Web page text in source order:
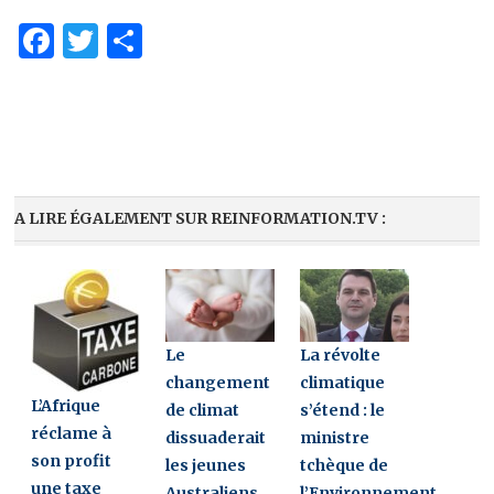
Facebook
Twitter
A LIRE ÉGALEMENT SUR REINFORMATION.TV :
L’Afrique
réclame à
son profit
une taxe
Le
changement
de climat
dissuaderait
les jeunes
La révolte
climatique
s’étend : le
ministre
tchèque de